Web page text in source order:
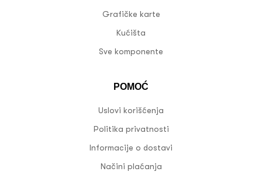
Grafičke karte
Kućišta
Sve komponente
POMOĆ
Uslovi korišćenja
Politika privatnosti
Informacije o dostavi
Načini plaćanja